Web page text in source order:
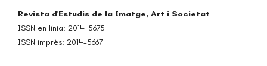
Revista d'Estudis de la Imatge, Art i Societat
ISSN en línia: 2014-5675
ISSN imprès: 2014-5667